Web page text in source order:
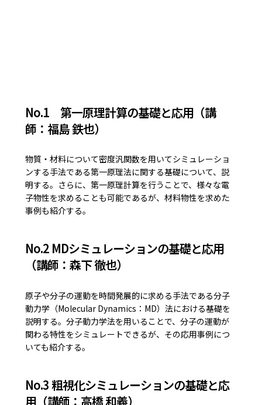
No.1 第一原理計算の基礎と応用（講
師：福島 鉄也）
物質・材料について密度汎関数を用いてシミュレーショ
ンする手法である第一原理法に関する基礎について、説
明する。さらに、第一原理計算を行うことで、様々な電
子物性を求めることも可能であるが、材料物性を求めた
事例も紹介する。
No.2 MDシミュレーションの基礎と応用
（講師：森下 徹也）
原子や分子の運動を時間発展的に求める手法である分子
動力学（Molecular Dynamics：MD）法における基礎を
説明する。分子動力学法を用いることで、分子の運動が
関わる特性をシミュレートできるが、その応用事例につ
いても紹介する。
No.3 粗視化シミュレーションの基礎と応
用（講師：高橋 和義）